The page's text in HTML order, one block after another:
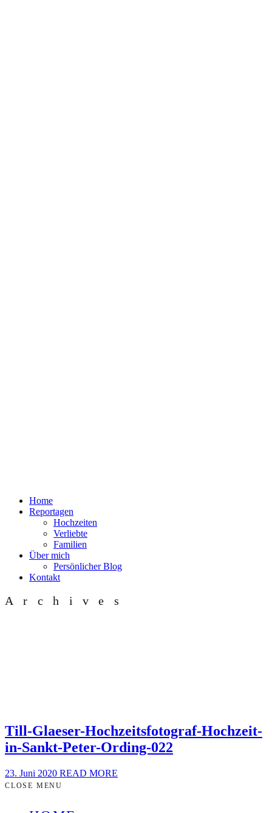
Home
Reportagen
Hochzeiten
Verliebte
Familien
Über mich
Persönlicher Blog
Kontakt
Archives
Till-Glaeser-Hochzeitsfotograf-Hochzeit-
in-Sankt-Peter-Ording-022
23. Juni 2020 READ MORE
CLOSE MENU